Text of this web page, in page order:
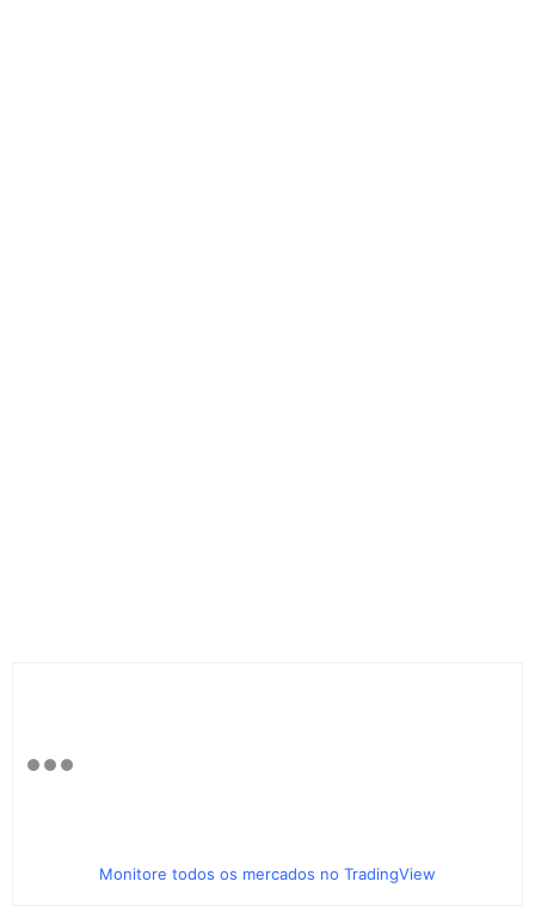
Monitore todos os mercados no TradingView